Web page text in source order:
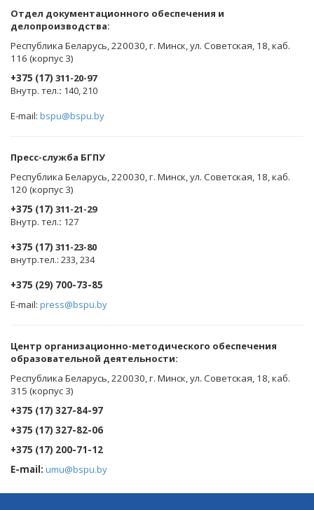
Oтдел документационного обеспечения и
делопроизводства:
Республика Беларусь, 220030, г. Минск, ул. Советская, 18, каб.
116 (корпус 3)
+375 (17) 311-20-97
Внутр. тел.: 140, 210
E-mail: bspu@bspu.by
Пресс-служба БГПУ
Республика Беларусь, 220030, г. Минск, ул. Советская, 18, каб.
120 (корпус 3)
+375 (17) 311-21-29
Внутр. тел.: 127
+375 (17) 311-23-80
внутр.тел.: 233, 234
+375 (29) 700-73-85
E-mail: press@bspu.by
Центр организационно-методического обеспечения
образовательной деятельности:
Республика Беларусь, 220030, г. Минск, ул. Советская, 18, каб.
315 (корпус 3)
+375 (17) 327-84-97
+375 (17) 327-82-06
+375 (17) 200-71-12
E-mail: umu@bspu.by